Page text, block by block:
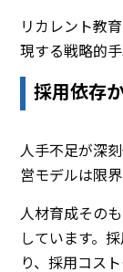
リカレント教
現する戦略的
採用依存
人手不足が深
営モデルは限界
人材育成その
しています。
り、採用コス